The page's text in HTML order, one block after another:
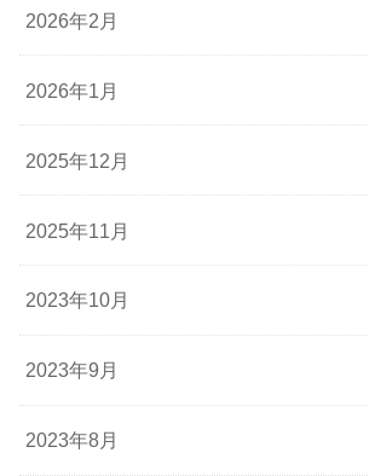
2026年2月
2026年1月
2025年12月
2025年11月
2023年10月
2023年9月
2023年8月